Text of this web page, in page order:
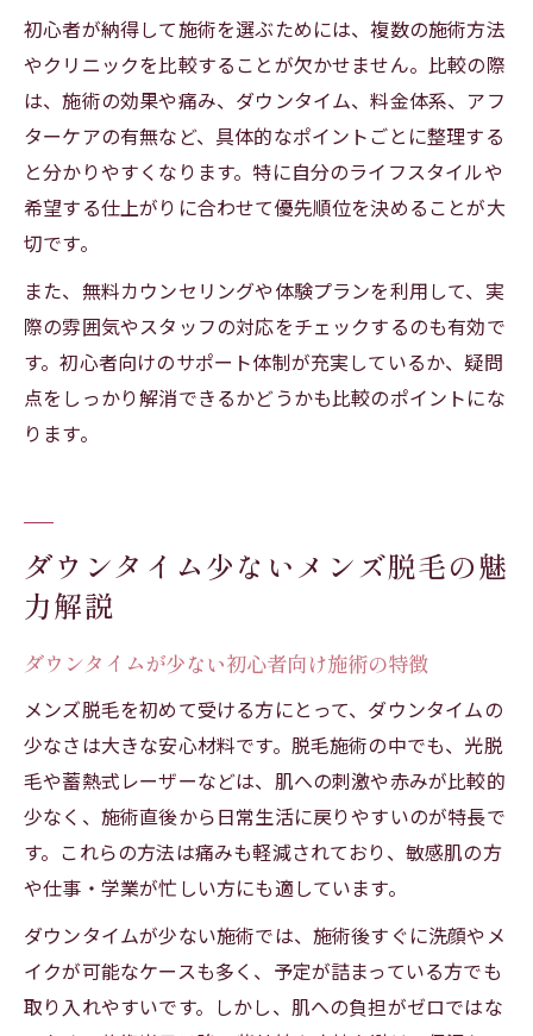
初心者が納得して施術を選ぶためには、複数の施術方法
やクリニックを比較することが欠かせません。比較の際
は、施術の効果や痛み、ダウンタイム、料金体系、アフ
ターケアの有無など、具体的なポイントごとに整理する
と分かりやすくなります。特に自分のライフスタイルや
希望する仕上がりに合わせて優先順位を決めることが大
切です。
また、無料カウンセリングや体験プランを利用して、実
際の雰囲気やスタッフの対応をチェックするのも有効で
す。初心者向けのサポート体制が充実しているか、疑問
点をしっかり解消できるかどうかも比較のポイントにな
ります。
ダウンタイム少ないメンズ脱毛の魅
力解説
ダウンタイムが少ない初心者向け施術の特徴
メンズ脱毛を初めて受ける方にとって、ダウンタイムの
少なさは大きな安心材料です。脱毛施術の中でも、光脱
毛や蓄熱式レーザーなどは、肌への刺激や赤みが比較的
少なく、施術直後から日常生活に戻りやすいのが特長で
す。これらの方法は痛みも軽減されており、敏感肌の方
や仕事・学業が忙しい方にも適しています。
ダウンタイムが少ない施術では、施術後すぐに洗顔やメ
イクが可能なケースも多く、予定が詰まっている方でも
取り入れやすいです。しかし、肌への負担がゼロではな